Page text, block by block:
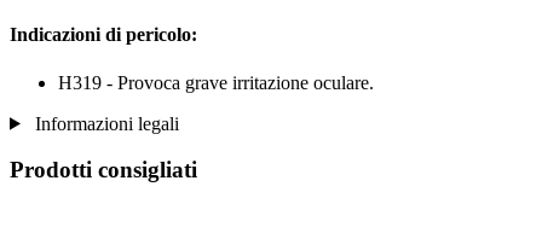
Indicazioni di pericolo:
H319 - Provoca grave irritazione oculare.
Informazioni legali
Prodotti consigliati